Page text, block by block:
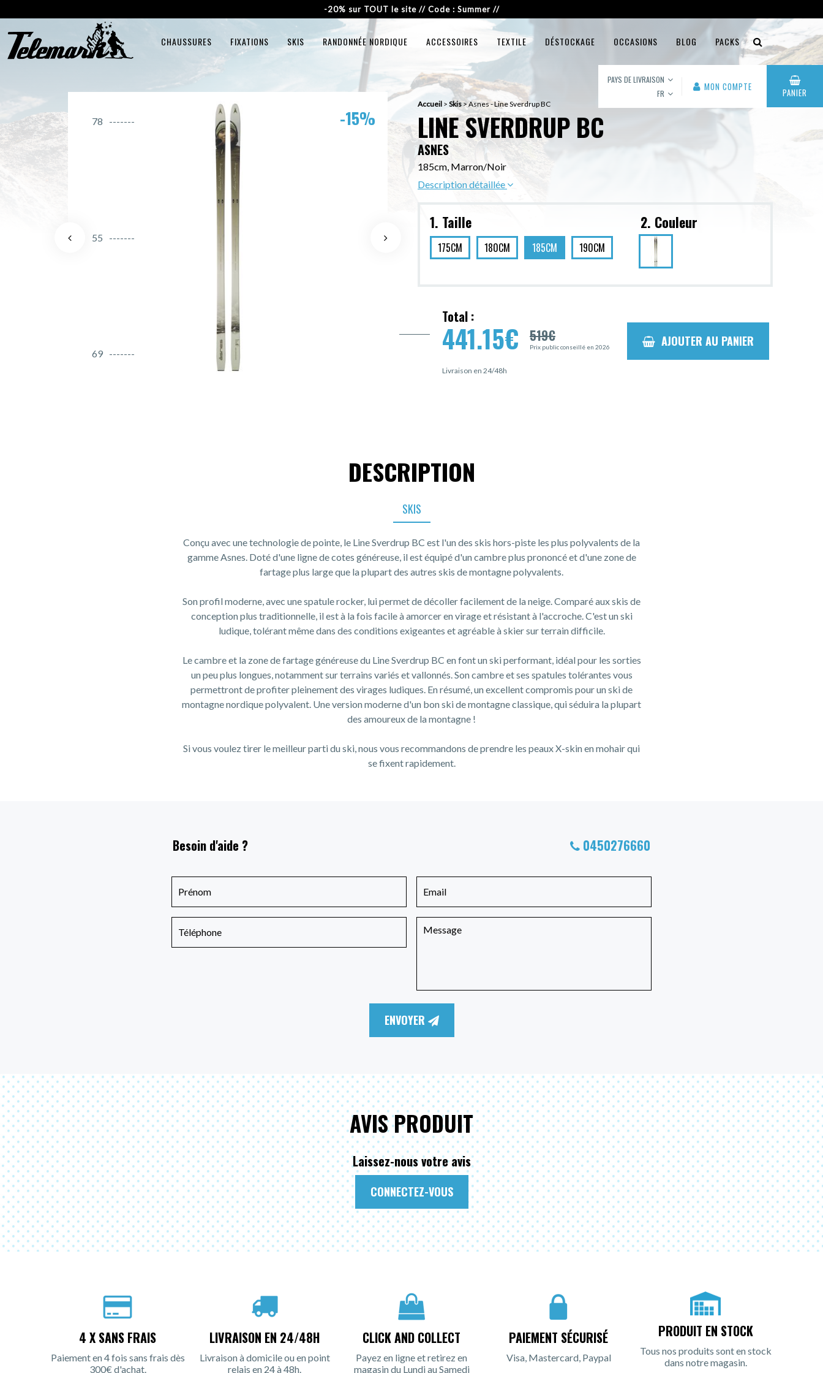
-20% sur TOUT le site // Code : Summer //
CHAUSSURES FIXATIONS SKIS RANDONNÉE NORDIQUE ACCESSOIRES TEXTILE DÉSTOCKAGE OCCASIONS BLOG PACKS
PAYS DE LIVRAISON
FR
MON COMPTE PANIER
78
55
69
-15%
Accueil > Skis>Asnes - Line Sverdrup BC
LINE SVERDRUP BC
ASNES
185cm, Marron/Noir
Description détaillée
1. Taille
175CM 180CM 185CM 190CM
2. Couleur
Total :
441.15€ 519€
Prix public conseillé en 2026 AJOUTER AU PANIER
Livraison en 24/48h
DESCRIPTION
SKIS
Conçu avec une technologie de pointe, le Line Sverdrup BC est l'un des skis hors-piste les plus polyvalents de la
gamme Asnes. Doté d'une ligne de cotes généreuse, il est équipé d'un cambre plus prononcé et d'une zone de
fartage plus large que la plupart des autres skis de montagne polyvalents.
Son profil moderne, avec une spatule rocker, lui permet de décoller facilement de la neige. Comparé aux skis de
conception plus traditionnelle, il est à la fois facile à amorcer en virage et résistant à l'accroche. C'est un ski
ludique, tolérant même dans des conditions exigeantes et agréable à skier sur terrain difficile.
Le cambre et la zone de fartage généreuse du Line Sverdrup BC en font un ski performant, idéal pour les sorties
un peu plus longues, notamment sur terrains variés et vallonnés. Son cambre et ses spatules tolérantes vous
permettront de profiter pleinement des virages ludiques. En résumé, un excellent compromis pour un ski de
montagne nordique polyvalent. Une version moderne d'un bon ski de montagne classique, qui séduira la plupart
des amoureux de la montagne !
Si vous voulez tirer le meilleur parti du ski, nous vous recommandons de prendre les peaux X-skin en mohair qui
se fixent rapidement.
Besoin d'aide ? 0450276660
ENVOYER
AVIS PRODUIT
Laissez-nous votre avis
CONNECTEZ-VOUS
4 X SANS FRAIS
Paiement en 4 fois sans frais dès
300€ d'achat.
LIVRAISON EN 24/48H
Livraison à domicile ou en point
relais en 24 à 48h.
CLICK AND COLLECT
Payez en ligne et retirez en
magasin du Lundi au Samedi
PAIEMENT SÉCURISÉ
Visa, Mastercard, Paypal
PRODUIT EN STOCK
Tous nos produits sont en stock
dans notre magasin.